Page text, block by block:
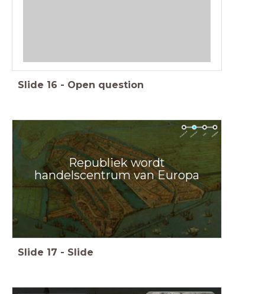
Slide 16 - Open question
Republiek wordt
handelscentrum van Europa
Slide 17 - Slide